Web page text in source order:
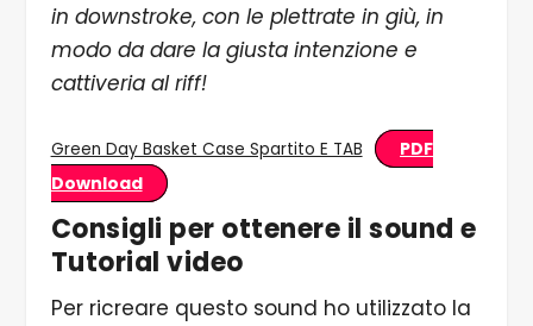
in downstroke, con le plettrate in giù, in
modo da dare la giusta intenzione e
cattiveria al riff!
Green Day Basket Case Spartito E TAB
PDF
Download
Consigli per ottenere il sound e
Tutorial video
Per ricreare questo sound ho utilizzato la